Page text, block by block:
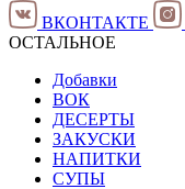
ВКОНТАКТЕ
ОСТАЛЬНОЕ
Добавки
ВОК
ДЕСЕРТЫ
ЗАКУСКИ
НАПИТКИ
СУПЫ